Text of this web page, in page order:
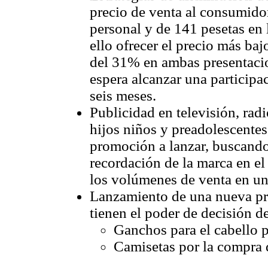
precio de venta al
personal y de 141 pesetas
ello ofrecer el precio más
del 31% en ambas
espera alcanzar una
seis meses.
Publicidad en televisión,
hijos niños y
promoción a lanzar,
recordación de la marca en
los volúmenes de venta en
Lanzamiento de una nueva
tienen el poder de decisión
Ganchos para el cabello
Camisetas por la